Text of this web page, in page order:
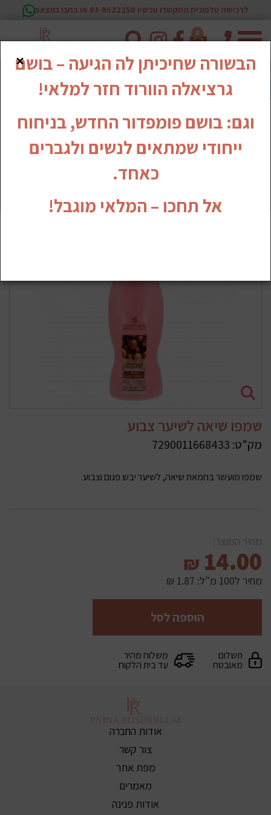
לרכישה טלפונית התקשרו עכשיו 03-9522250 או כתבו בווצאפ
טלפון
0
שמפו שיאה לשיער צבוע
מק”ט: 7290011668433
שמפו מועשר בחמאת שיאה, לשיער יבש פגום וצבוע.
מחיר המוצר:
14.00
₪
מחיר ל100 מ"ל:
הוספה לסל
תשלום
מאובטח
משלוח מהיר
עד בית הלקוח
אודות החברה
צור קשר
מפת אתר
מאמרים
אודות פנינה
×
הבשורה שחיכיתן לה הגיעה – בושם
גרציאלה הוורוד חזר למלאי!
וגם: בושם פומפדור החדש, בניחוח
ייחודי שמתאים לנשים ולגברים
כאחד.
אל תחכו – המלאי מוגבל!